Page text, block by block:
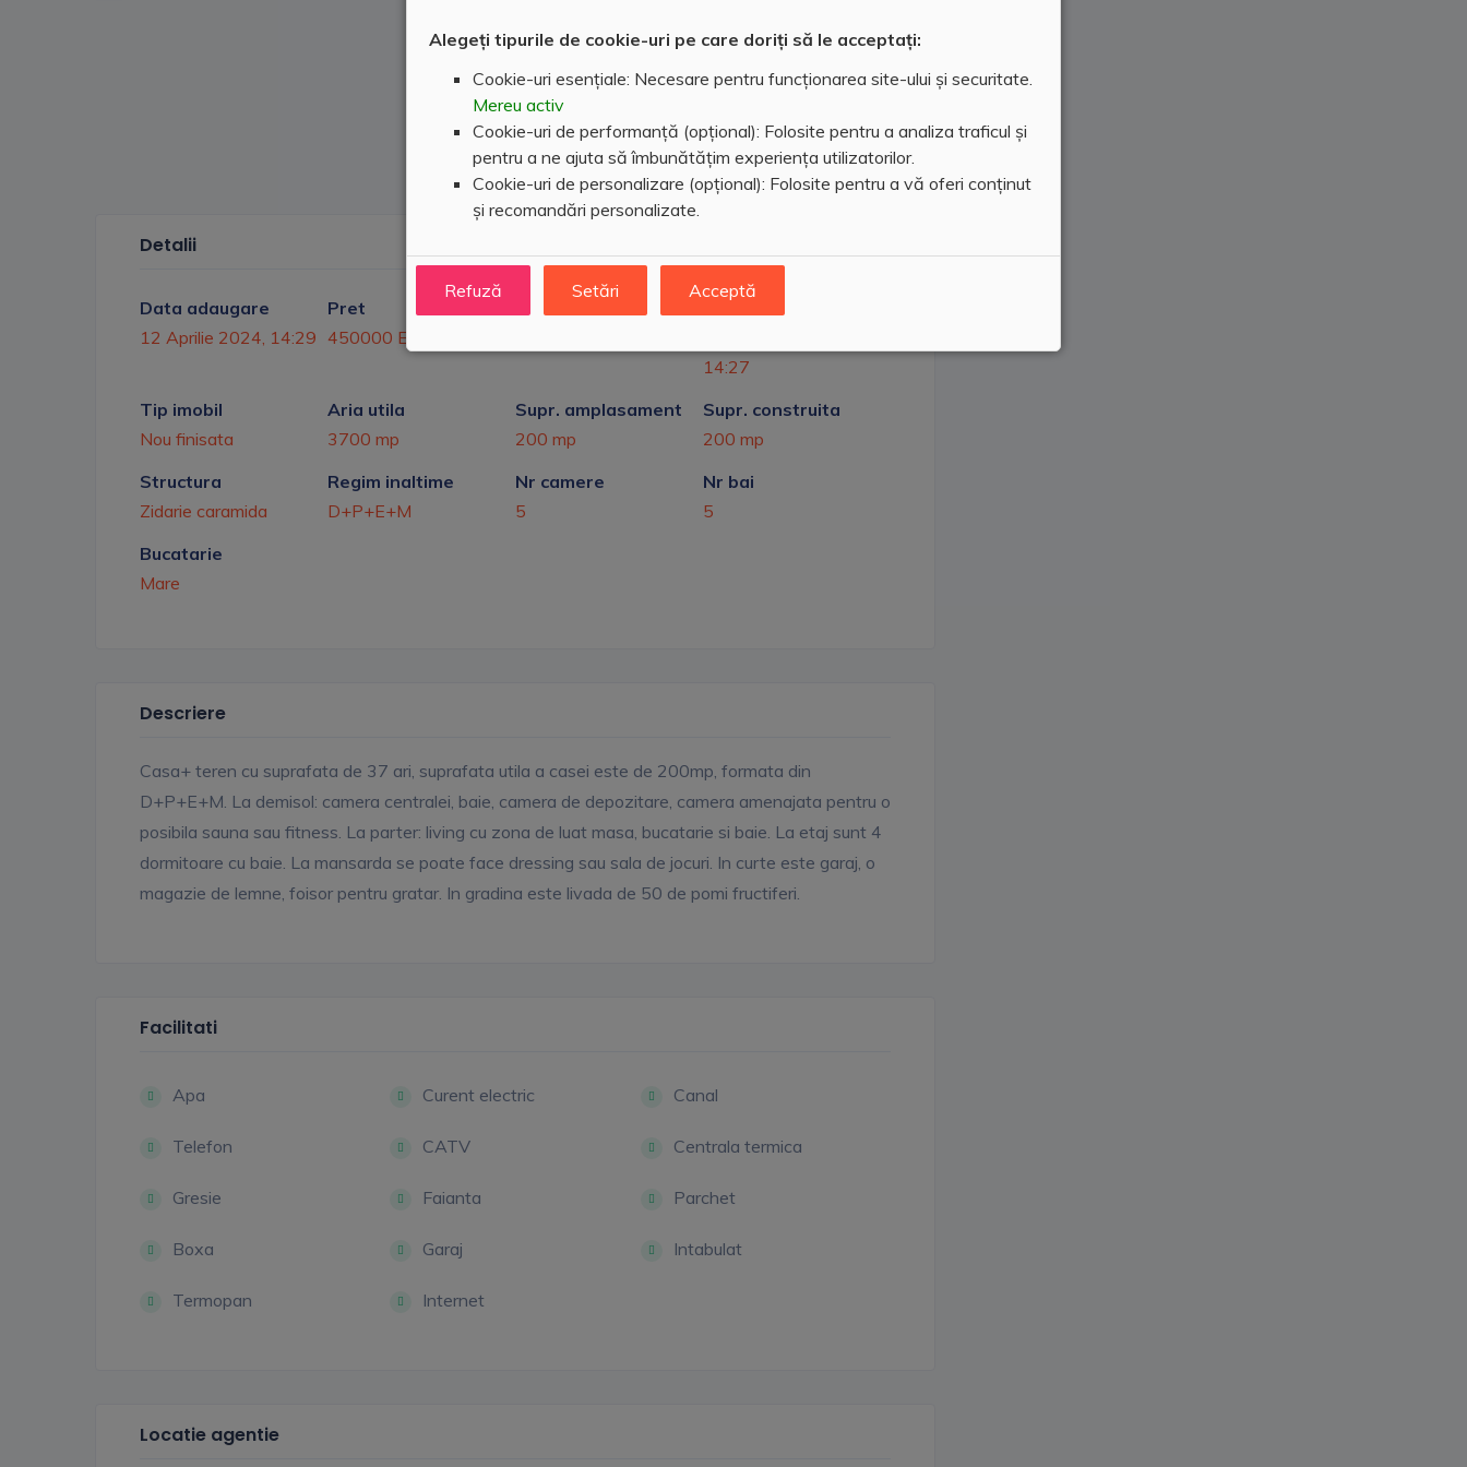
Alegeți tipurile de cookie-uri pe care doriți să le acceptați:
Cookie-uri esențiale: Necesare pentru funcționarea site-ului și securitate.
Mereu activ
Cookie-uri de performanță (opțional): Folosite pentru a analiza traficul și
pentru a ne ajuta să îmbunătățim experiența utilizatorilor.
Cookie-uri de personalizare (opțional): Folosite pentru a vă oferi conținut
și recomandări personalizate.
Refuză Setări Acceptă
Detalii
Data adaugare
12 Aprilie 2024, 14:29
Pret
450000 Euro
Zona
Data modificare
14:27
Tip imobil
Nou finisata
Aria utila
3700 mp
Supr. amplasament
200 mp
Supr. construita
200 mp
Structura
Zidarie caramida
Regim inaltime
D+P+E+M
Nr camere
5
Nr bai
5
Bucatarie
Mare
Descriere
Casa+ teren cu suprafata de 37 ari, suprafata utila a casei este de 200mp, formata din
D+P+E+M. La demisol: camera centralei, baie, camera de depozitare, camera amenajata pentru o
posibila sauna sau fitness. La parter: living cu zona de luat masa, bucatarie si baie. La etaj sunt 4
dormitoare cu baie. La mansarda se poate face dressing sau sala de jocuri. In curte este garaj, o
magazie de lemne, foisor pentru gratar. In gradina este livada de 50 de pomi fructiferi.
Facilitati
Apa Curent electric Canal
Telefon CATV Centrala termica
Gresie Faianta Parchet
Boxa Garaj Intabulat
Termopan Internet
Locatie agentie